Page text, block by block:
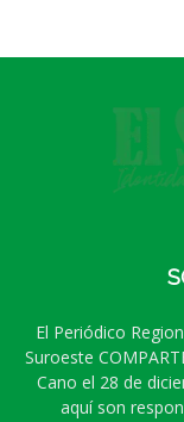
El Periódico
Suroeste
Cano el 28 de
aquí son